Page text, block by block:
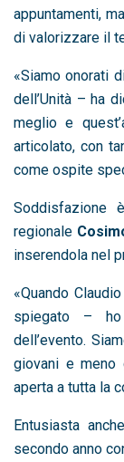
appuntamenti,
di valorizzare il
«Siamo onorati
dell’Unità – ha
meglio e
articolato, con
come ospite
Soddisfazione
regionale
inserendola nel
«Quando
spiegato –
dell’evento.
giovani e meno
aperta a tutta la
Entusiasta
secondo anno